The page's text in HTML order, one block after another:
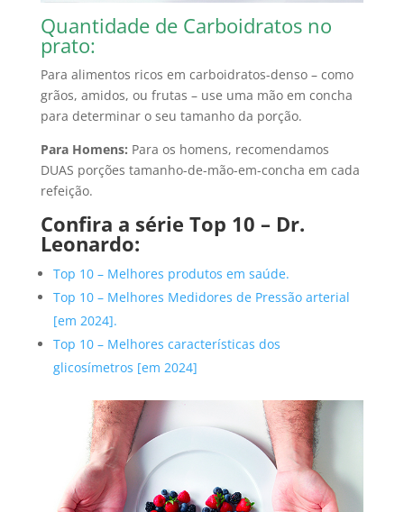
Quantidade de Carboidratos no
prato:
Para alimentos ricos em carboidratos-denso – como
grãos, amidos, ou frutas – use uma mão em concha
para determinar o seu tamanho da porção.
Para Homens: Para os homens, recomendamos
DUAS porções tamanho-de-mão-em-concha em cada
refeição.
Confira a série Top 10 – Dr.
Leonardo:
Top 10 – Melhores produtos em saúde.
Top 10 – Melhores Medidores de Pressão arterial
[em 2024].
Top 10 – Melhores características dos
glicosímetros [em 2024]